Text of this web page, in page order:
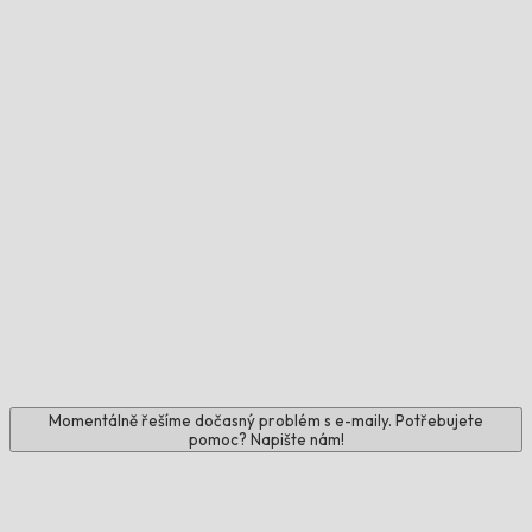
Momentálně řešíme dočasný problém s e-maily. Potřebujete
pomoc? Napište nám!